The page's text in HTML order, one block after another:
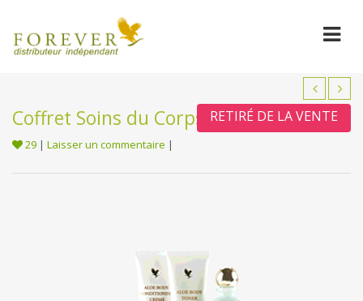
Coffret Soins du Corps Aloès
29 | Laisser un commentaire |
RETIRÉ DE LA VENTE